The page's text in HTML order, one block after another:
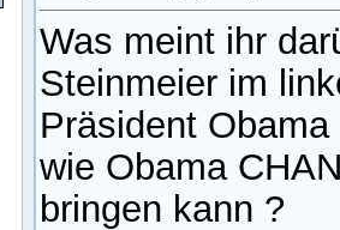
Was meint ihr
Steinmeier im
Präsident
wie Obama
bringen kann ?